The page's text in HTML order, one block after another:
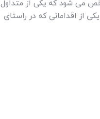
می شود که یکی از متداول
از اقداماتی که در راستای